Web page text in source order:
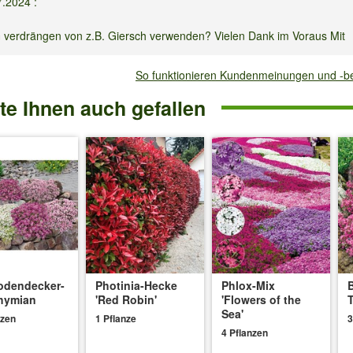
von z.B. Giersch verwenden? Vielen Dank im Voraus Mit
diese helfen Giersch zu unterdrücken. Bitte vor der Pflanzung die
:
oder wird davon abgeraten?
oder soll ich sie lieber noch im Trockenen behalten (wegen Frost),
So funktionieren Kundenmeinungen und -
Ihnen auch gefallen
Photinia-Hecke
'Red Robin'
1 Pflanze
Phlox-Mix
'Flowers of the
Sea'
4 Pflanzen